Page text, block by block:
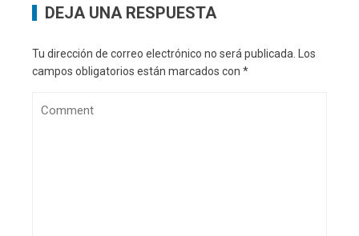
DEJA UNA RESPUESTA
Tu dirección de correo electrónico no será publicada. Los
campos obligatorios están marcados con *